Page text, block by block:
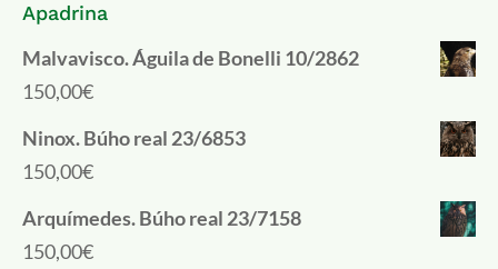
Apadrina
Malvavisco. Águila de Bonelli 10/2862
150,00€
Ninox. Búho real 23/6853
150,00€
Arquímedes. Búho real 23/7158
150,00€